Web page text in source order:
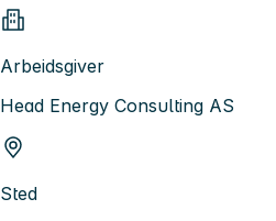
Arbeidsgiver
Head Energy Consulting AS
Sted